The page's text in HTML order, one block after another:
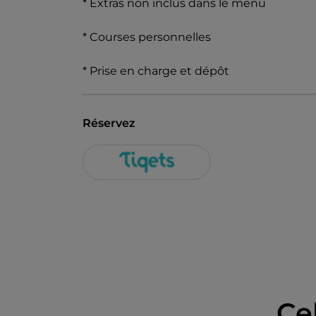
* Extras non inclus dans le menu
* Courses personnelles
* Prise en charge et dépôt
Réservez